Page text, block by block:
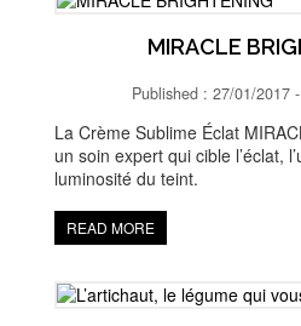
MIRACLE
Published : 27/01/2017 -
La Crème Sublime Éclat
un soin expert qui cible l’éclat,
luminosité du teint.
READ MORE